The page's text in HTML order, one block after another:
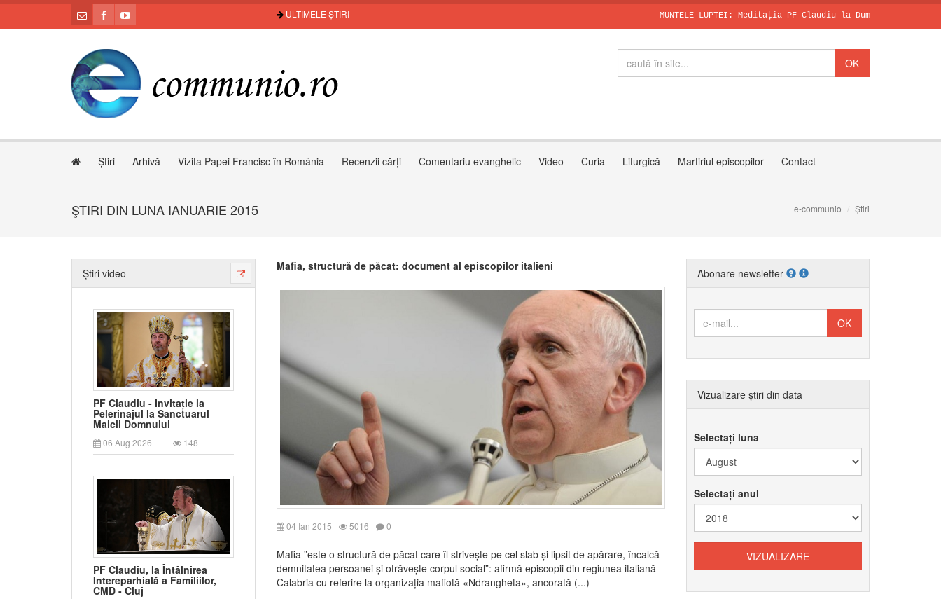
ULTIMELE ȘTIRI MUNTELE LUPTEI: Meditația PF Claudiu la Duminica a X-a după Rusalii
SFÂNTUL
Papa, în
Invitația PF
Știri Arhivă Vizita Papei Francisc în România Recenzii cărți Comentariu evanghelic Video Curia Liturgică Martiriul episcopilor Contact
ŞTIRI DIN LUNA IANUARIE 2015 e-communio Știri
Știri video
PF Claudiu - Invitație la
Pelerinajul la Sanctuarul
Maicii Domnului
06 Aug 2026 148
PF Claudiu, la Întâlnirea
Intereparhială a Familiilor,
CMD - Cluj
Mafia, structură de păcat: document al episcopilor italieni
04 Ian 2015 5016 0
Mafia ”este o structură de păcat care îl strivește pe cel slab și lipsit de apărare, încalcă
demnitatea persoanei și otrăvește corpul social”: afirmă episcopii din regiunea italiană
Calabria cu referire la organizația mafiotă «Ndrangheta», ancorată (...)
Abonare newsletter
Vizualizare știri din data
Selectați luna
Selectați anul